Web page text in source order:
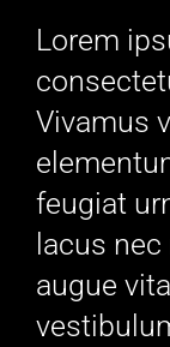
Lorem
Vivamus
feugiat
lacus
augue